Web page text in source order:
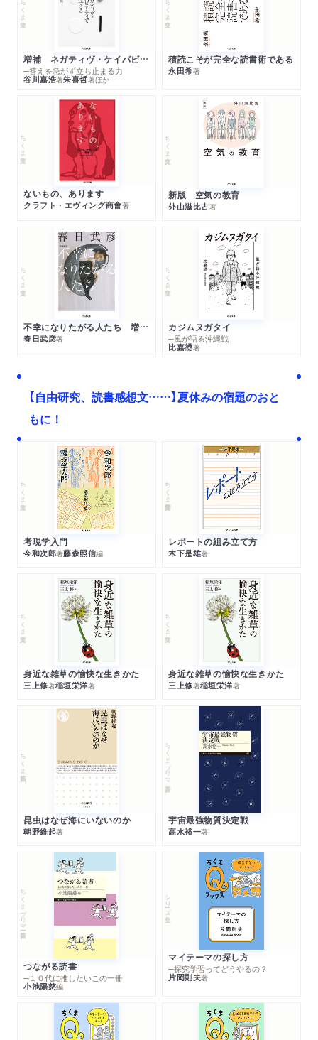
ちくま文庫
増補 ネガティヴ・ケイパビリティで生きる
─答えを急がず立ち止まる力
谷川嘉浩著朱喜哲著ほか
ちくま文庫
積読こそが完全な読書術である
永田希著
ちくま文庫
ないもの、あります
クラフト・エヴィング商會著
ちくま文庫
新版 空気の教育
外山滋比古著
ちくま文庫
不幸になりたがる人たち 増補新版
春日武彦著
ちくま文庫
カジムヌガタイ
─風が語る沖縄戦
比嘉慂著
【自由研究、読書感想文……】夏休みの宿題のおと
もに！
ちくま文庫
考現学入門
今和次郎著藤森照信編
ちくま学芸文庫
レポートの組み立て方
木下是雄著
ちくま文庫
身近な雑草の愉快な生きかた
三上修著稲垣栄洋著
ちくま文庫
身近な雑草の愉快な生きかた
三上修著稲垣栄洋著
ちくま新書
昆虫はなぜ海にいないのか
朝野維起著
ちくまプリマー新書
宇宙最強物質決定戦
高水裕一著
ちくまプリマー新書
つながる読書
─１０代に推したいこの一冊
小池陽慈編
シリーズ・全集
マイテーマの探し方
─探究学習ってどうやるの？
片岡則夫著